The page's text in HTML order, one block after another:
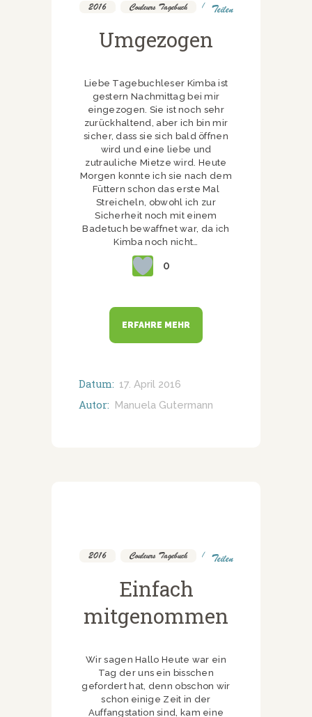
2016 Couleurs Tagebuch Teilen
Umgezogen
Liebe Tagebuchleser Kimba ist
gestern Nachmittag bei mir
eingezogen. Sie ist noch sehr
zurückhaltend, aber ich bin mir
sicher, dass sie sich bald öffnen
wird und eine liebe und
zutrauliche Mietze wird. Heute
Morgen konnte ich sie nach dem
Füttern schon das erste Mal
Streicheln, obwohl ich zur
Sicherheit noch mit einem
Badetuch bewaffnet war, da ich
Kimba noch nicht…
0
ERFAHRE MEHR
Datum: 17. April 2016
Autor: Manuela Gutermann
2016 Couleurs Tagebuch Teilen
Einfach
mitgenommen
Wir sagen Hallo Heute war ein
Tag der uns ein bisschen
gefordert hat, denn obschon wir
schon einige Zeit in der
Auffangstation sind, kam eine